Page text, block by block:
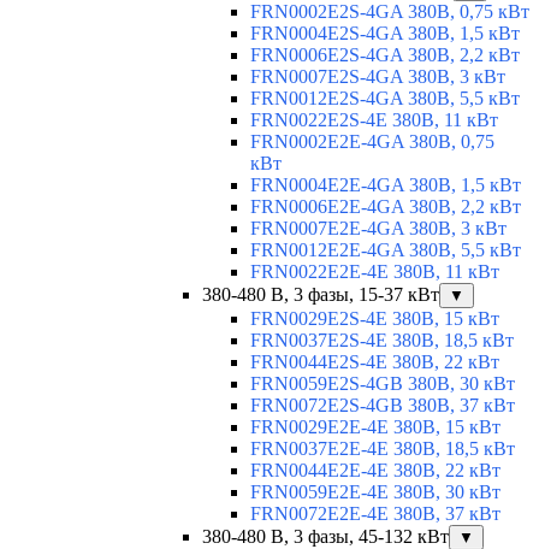
FRN0002E2S-4GA 380В, 0,75 кВт
FRN0004E2S-4GA 380В, 1,5 кВт
FRN0006E2S-4GA 380В, 2,2 кВт
FRN0007E2S-4GA 380В, 3 кВт
FRN0012E2S-4GA 380В, 5,5 кВт
FRN0022E2S-4E 380В, 11 кВт
FRN0002E2E-4GA 380В, 0,75
кВт
FRN0004E2E-4GA 380В, 1,5 кВт
FRN0006E2E-4GA 380В, 2,2 кВт
FRN0007E2E-4GA 380В, 3 кВт
FRN0012E2E-4GA 380В, 5,5 кВт
FRN0022E2E-4E 380В, 11 кВт
380-480 В, 3 фазы, 15-37 кВт
▼
FRN0029E2S-4E 380В, 15 кВт
FRN0037E2S-4E 380В, 18,5 кВт
FRN0044E2S-4E 380В, 22 кВт
FRN0059E2S-4GB 380В, 30 кВт
FRN0072E2S-4GB 380В, 37 кВт
FRN0029E2E-4E 380В, 15 кВт
FRN0037E2E-4E 380В, 18,5 кВт
FRN0044E2E-4E 380В, 22 кВт
FRN0059E2E-4E 380В, 30 кВт
FRN0072E2E-4E 380В, 37 кВт
380-480 В, 3 фазы, 45-132 кВт
▼